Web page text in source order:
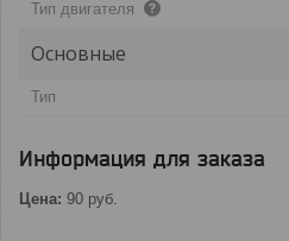
Тип двигателя
Основные
Тип
Информация для заказа
Цена: 90 руб.